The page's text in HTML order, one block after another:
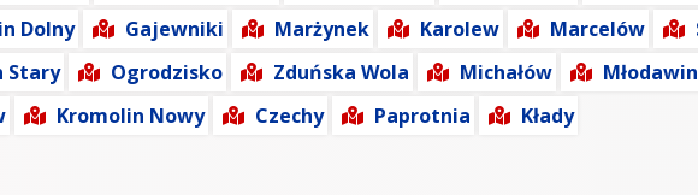
Dolny Gajewniki Marżynek Karolew Marcelów
Stary Ogrodzisko Zduńska Wola Michałów
Kromolin Nowy Czechy Paprotnia Kłady